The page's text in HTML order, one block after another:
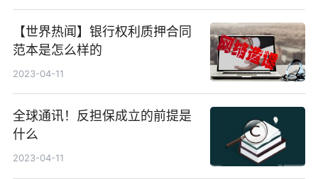
【世界热闻】银行权利质押合同
范本是怎么样的
2023-04-11
全球通讯！反担保成立的前提是
什么
2023-04-11